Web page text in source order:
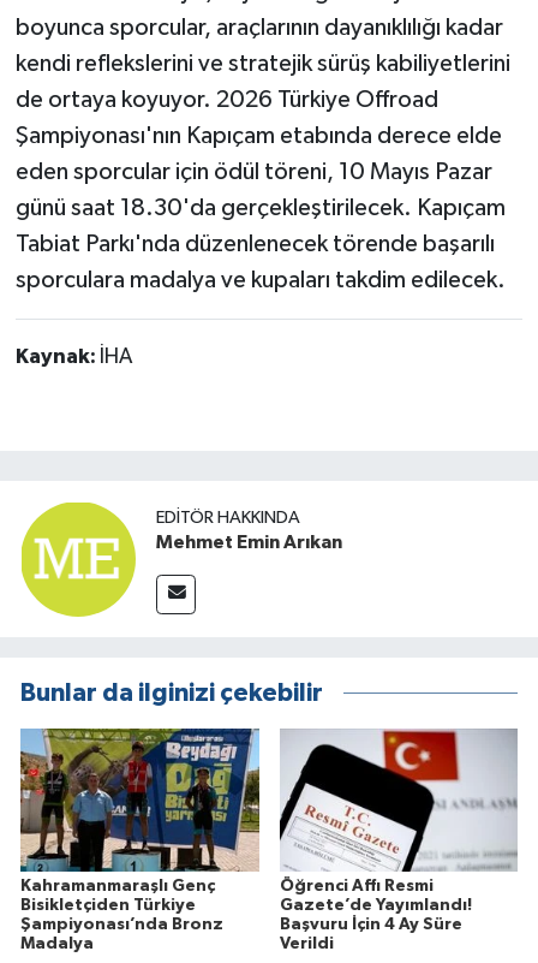
boyunca sporcular, araçlarının dayanıklılığı kadar
kendi reflekslerini ve stratejik sürüş kabiliyetlerini
de ortaya koyuyor. 2026 Türkiye Offroad
Şampiyonası'nın Kapıçam etabında derece elde
eden sporcular için ödül töreni, 10 Mayıs Pazar
günü saat 18.30'da gerçekleştirilecek. Kapıçam
Tabiat Parkı'nda düzenlenecek törende başarılı
sporculara madalya ve kupaları takdim edilecek.
Kaynak: İHA
EDITÖR HAKKINDA
Mehmet Emin Arıkan
Bunlar da ilginizi çekebilir
Kahramanmaraşlı Genç
Bisikletçiden Türkiye
Şampiyonası’nda Bronz
Madalya
Öğrenci Affı Resmi
Gazete’de Yayımlandı!
Başvuru İçin 4 Ay Süre
Verildi